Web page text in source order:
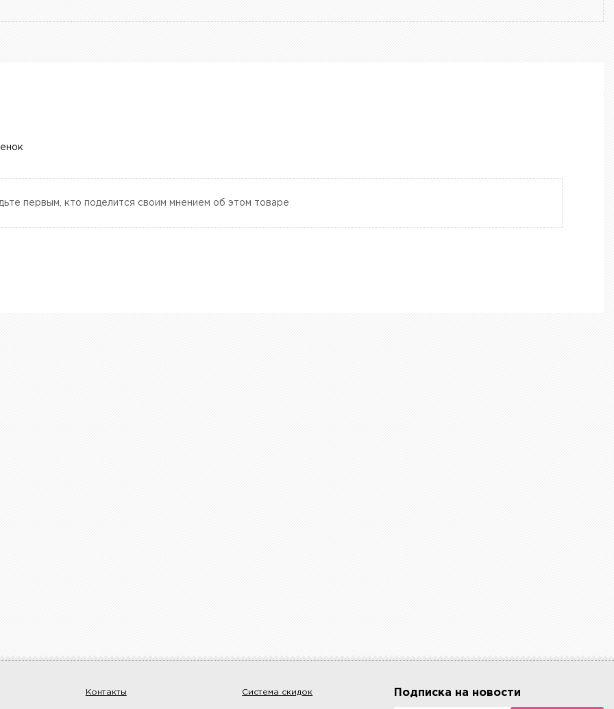
первым, кто поделится своим мнением об этом товаре
Контакты Система скидок Подписка на новости